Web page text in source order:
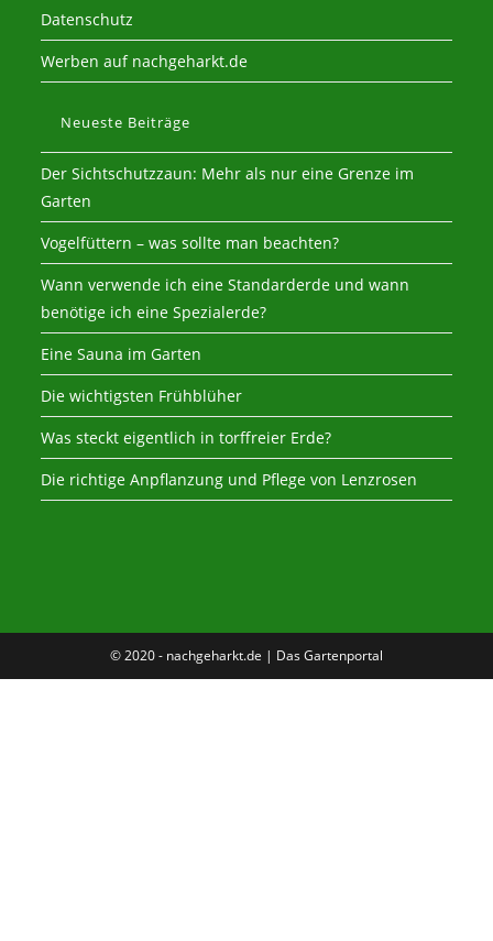
Datenschutz
Werben auf nachgeharkt.de
Neueste Beiträge
Der Sichtschutzzaun: Mehr als nur eine Grenze im
Garten
Vogelfüttern – was sollte man beachten?
Wann verwende ich eine Standarderde und wann
benötige ich eine Spezialerde?
Eine Sauna im Garten
Die wichtigsten Frühblüher
Was steckt eigentlich in torffreier Erde?
Die richtige Anpflanzung und Pflege von Lenzrosen
© 2020 - nachgeharkt.de | Das Gartenportal